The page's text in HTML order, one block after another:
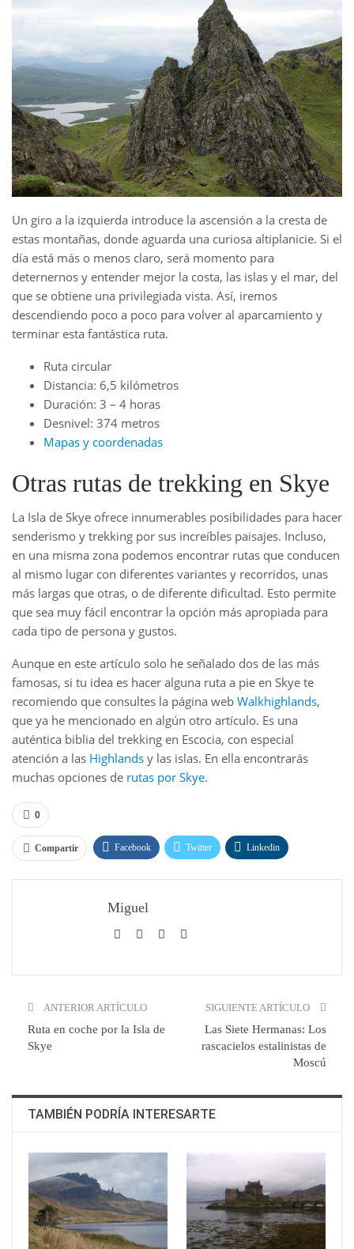
Un giro a la izquierda introduce la ascensión a la cresta de
estas montañas, donde aguarda una curiosa altiplanicie. Si el
día está más o menos claro, será momento para
deternernos y entender mejor la costa, las islas y el mar, del
que se obtiene una privilegiada vista. Así, iremos
descendiendo poco a poco para volver al aparcamiento y
terminar esta fantástica ruta.
Ruta circular
Distancia: 6,5 kilómetros
Duración: 3 – 4 horas
Desnivel: 374 metros
Mapas y coordenadas
Otras rutas de trekking en Skye
La Isla de Skye ofrece innumerables posibilidades para hacer
senderismo y trekking por sus increíbles paisajes. Incluso,
en una misma zona podemos encontrar rutas que conducen
al mismo lugar con diferentes variantes y recorridos, unas
más largas que otras, o de diferente dificultad. Esto permite
que sea muy fácil encontrar la opción más apropiada para
cada tipo de persona y gustos.
Aunque en este artículo solo he señalado dos de las más
famosas, si tu idea es hacer alguna ruta a pie en Skye te
recomiendo que consultes la página web Walkhighlands,
que ya he mencionado en algún otro artículo. Es una
auténtica biblia del trekking en Escocia, con especial
atención a las Highlands y las islas. En ella encontrarás
muchas opciones de rutas por Skye.
0
Compartir Facebook Twitter Linkedin
Miguel
ANTERIOR ARTÍCULO
Ruta en coche por la Isla de
Skye
SIGUIENTE ARTÍCULO
Las Siete Hermanas: Los
rascacielos estalinistas de
Moscú
TAMBIÉN PODRÍA INTERESARTE